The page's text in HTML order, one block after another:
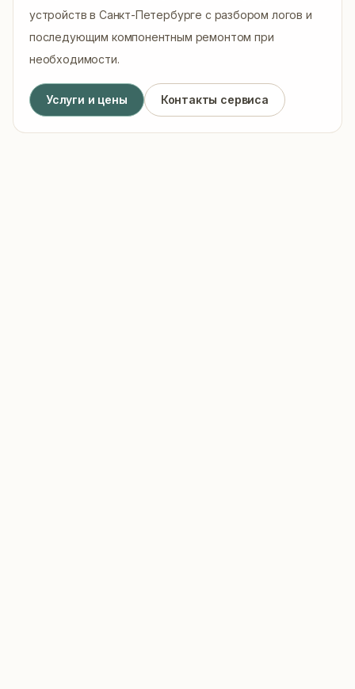
устройств в Санкт-Петербурге с разбором логов и
последующим компонентным ремонтом при
необходимости.
Услуги и цены Контакты сервиса